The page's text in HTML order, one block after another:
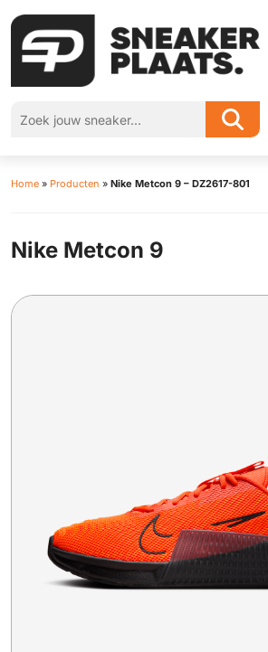
Home » Producten » Nike Metcon 9 – DZ2617-801
Nike Metcon 9